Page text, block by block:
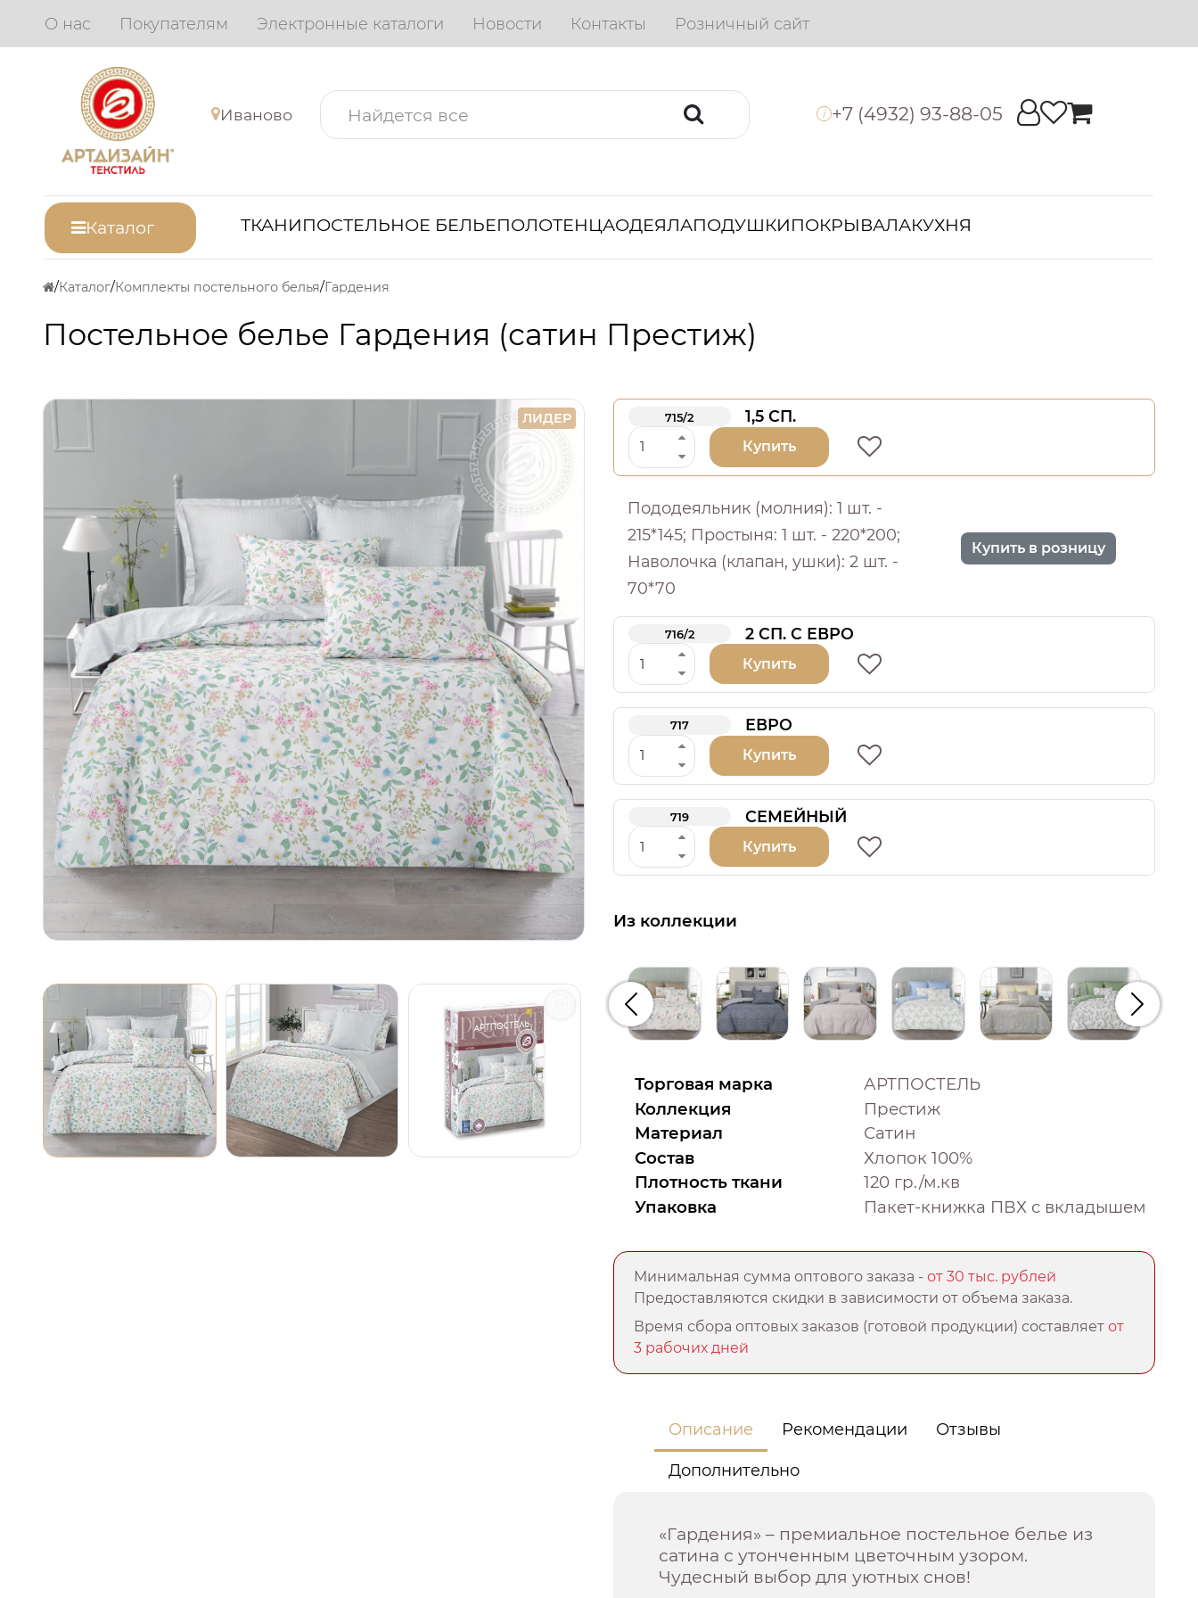
О нас Покупателям Электронные каталоги Новости Контакты Розничный сайт
Иваново i +7 (4932) 93-88-05
Каталог ТКАНИПОСТЕЛЬНОЕ БЕЛЬЕПОЛОТЕНЦАОДЕЯЛАПОДУШКИПОКРЫВАЛАКУХНЯ
Каталог Комплекты постельного белья Гардения
Постельное белье Гардения (сатин Престиж)
ЛИДЕР 715/2 1,5 СП.
Купить
Пододеяльник (молния): 1 шт. -
215*145; Простыня: 1 шт. - 220*200;
Наволочка (клапан, ушки): 2 шт. -
70*70
Купить в розницу
716/2 2 СП. С ЕВРО
Купить
717 ЕВРО
Купить
719 СЕМЕЙНЫЙ
Купить
Из коллекции
Предыдущий
Торговая марка
АРТПОСТЕЛЬ
Коллекция
Престиж
Материал
Сатин
Состав
Хлопок 100%
Плотность ткани
120 гр./м.кв
Упаковка
Пакет-книжка ПВХ с вкладышем
Минимальная сумма оптового заказа -от 30 тыс. рублей
Предоставляются скидки в зависимости от объема заказа.
Время сбора оптовых заказов (готовой продукции) составляетот
3 рабочих дней
Описание Рекомендации Отзывы
Дополнительно
«Гардения» – премиальное постельное белье из
сатина с утонченным цветочным узором.
Чудесный выбор для уютных снов!